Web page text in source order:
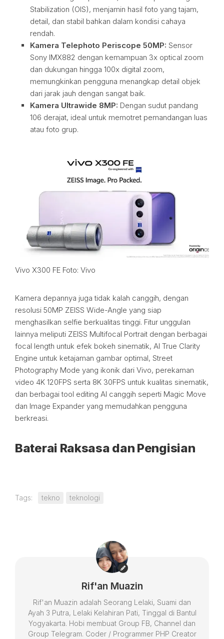
Stabilization (OIS), menjamin hasil foto yang tajam,
detail, dan stabil bahkan dalam kondisi cahaya
rendah.
Kamera Telephoto Periscope 50MP: Sensor
Sony IMX882 dengan kemampuan 3x optical zoom
dan dukungan hingga 100x digital zoom,
memungkinkan pengguna menangkap detail objek
dari jarak jauh dengan sangat baik.
Kamera Ultrawide 8MP: Dengan sudut pandang
106 derajat, ideal untuk memotret pemandangan luas
atau foto grup.
Vivo X300 FE Foto: Vivo
Kamera depannya juga tidak kalah canggih, dengan
resolusi 50MP ZEISS Wide-Angle yang siap
menghasilkan selfie berkualitas tinggi. Fitur unggulan
lainnya meliputi ZEISS Multifocal Portrait dengan berbagai
focal length untuk efek bokeh sinematik, AI True Clarity
Engine untuk ketajaman gambar optimal, Street
Photography Mode yang ikonik dari Vivo, perekaman
video 4K 120FPS serta 8K 30FPS untuk kualitas sinematik,
dan berbagai tool editing AI canggih seperti Magic Move
dan Image Expander yang memudahkan pengguna
berkreasi.
Baterai Raksasa dan Pengisian
Tags: tekno teknologi
Rif'an Muazin
Rif'an Muazin adalah Seorang Lelaki, Suami dan
Ayah 3 Putra, Lelaki Kelahiran Pati, Tinggal di Bantul
Yogyakarta. Hobi membuat Group FB, Channel dan
Group Telegram. Coder / Programmer PHP Creator